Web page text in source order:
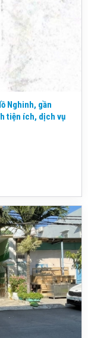
Nghinh, gần
tiện ích, dịch vụ